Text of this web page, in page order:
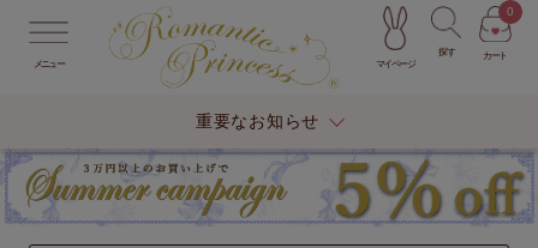
メニュー マイページ
探す カート
0
重要なお知らせ